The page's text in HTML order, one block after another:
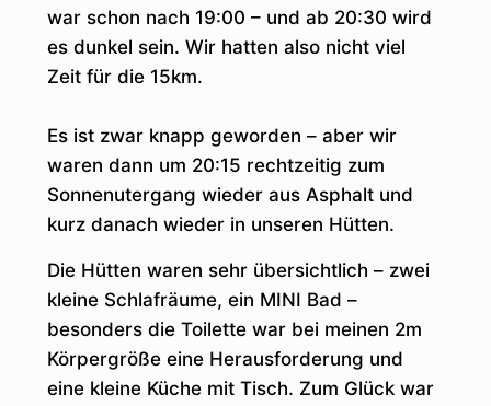
war schon nach 19:00 – und ab 20:30 wird
es dunkel sein. Wir hatten also nicht viel
Zeit für die 15km.
Es ist zwar knapp geworden – aber wir
waren dann um 20:15 rechtzeitig zum
Sonnenutergang wieder aus Asphalt und
kurz danach wieder in unseren Hütten.
Die Hütten waren sehr übersichtlich – zwei
kleine Schlafräume, ein MINI Bad –
besonders die Toilette war bei meinen 2m
Körpergröße eine Herausforderung und
eine kleine Küche mit Tisch. Zum Glück war